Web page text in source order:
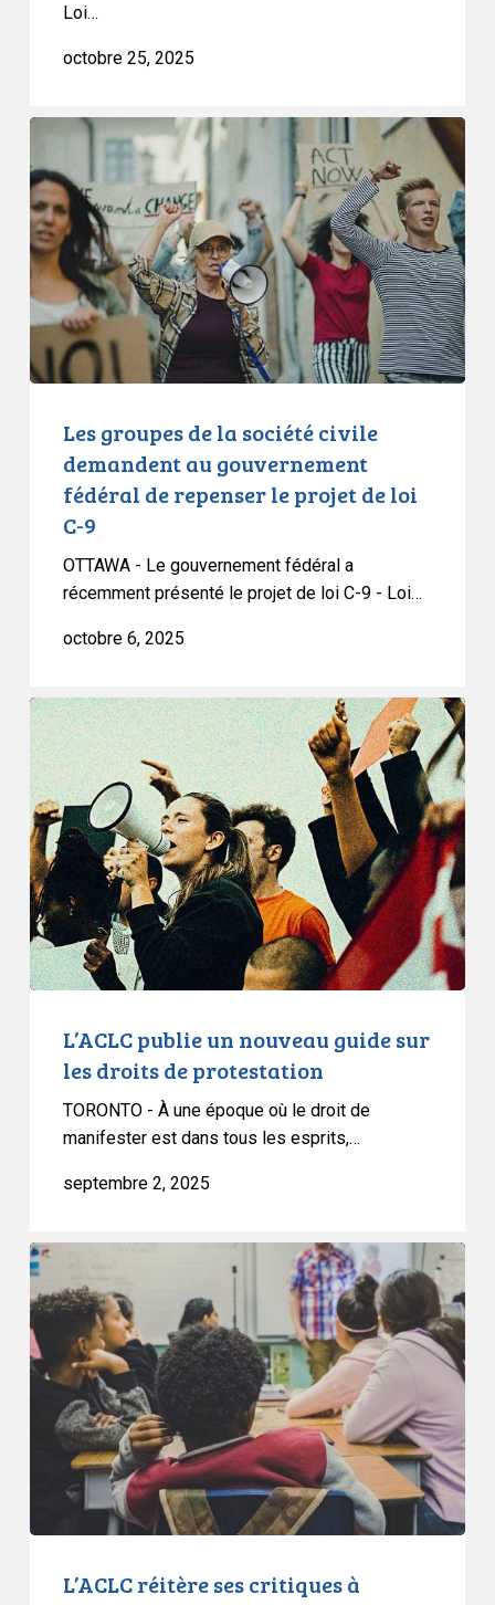
Québec
Loi…
octobre 25, 2025
Les
de
la
société
civile
demandent
au
gouvernement
fédéral
repenser
projet
Les groupes de la société civile
demandent au gouvernement
fédéral de repenser le projet de loi
C-9
OTTAWA - Le gouvernement fédéral a
récemment présenté le projet de loi C-9 - Loi…
octobre 6, 2025
L’ACLC
publie
un
nouveau
guide
sur
les
droits
de
protestation
L’ACLC publie un nouveau guide sur
les droits de protestation
TORONTO - À une époque où le droit de
manifester est dans tous les esprits,…
septembre 2, 2025
L’ACLC
réitère
ses
critiques
à
l’égard
l’interdiction
en
L’ACLC réitère ses critiques à